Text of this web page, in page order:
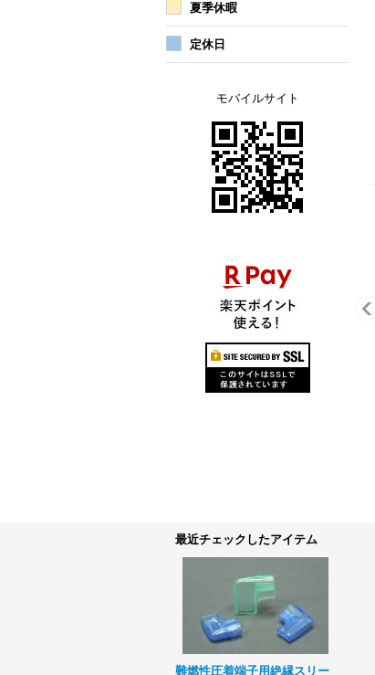
夏季休暇
定休日
モバイルサイト
最近チェックしたアイテム
難燃性圧着端子用絶縁スリー